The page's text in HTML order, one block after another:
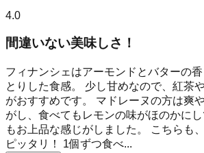
4.0
間違いない美味しさ！
フィナンシェはアーモンドとバターの
とりした食感。 少し甘めなので、紅茶
がおすすめです。 マドレーヌの方は爽
がし、食べてもレモンの味がほのかに
もお上品な感じがしました。 こちらも
ピッタリ！ 1個ずつ食べ...